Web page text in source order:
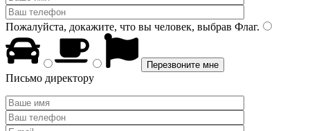
Пожалуйста, докажите, что вы человек, выбрав Флаг.
Письмо директору